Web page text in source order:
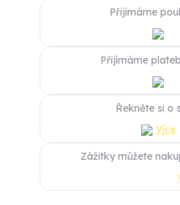
Přijímáme
Přijímáme
Řekněte si o
Více
Zážitky můžete